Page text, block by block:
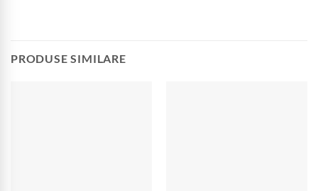
PRODUSE SIMILARE